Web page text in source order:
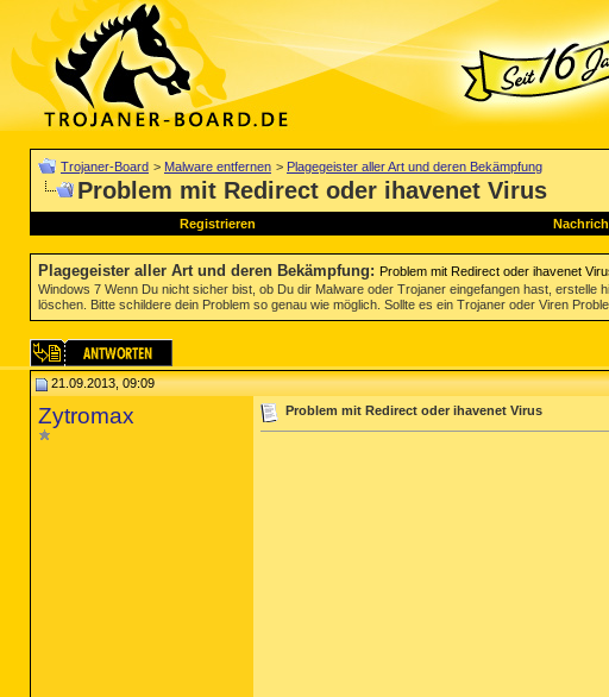
Trojaner-Board > Malware entfernen > Plagegeister aller Art und deren Bekämpfung
Problem mit Redirect oder ihavenet Virus
Registrieren
Plagegeister aller Art und deren Bekämpfung: Problem mit Redirect oder ihavenet
Windows 7 Wenn Du nicht sicher bist, ob Du dir Malware oder Trojaner eingefangen hast,
löschen. Bitte schildere dein Problem so genau wie möglich. Sollte es ein Trojaner oder Viren
21.09.2013, 09:09
Zytromax Problem mit Redirect oder ihavenet Virus